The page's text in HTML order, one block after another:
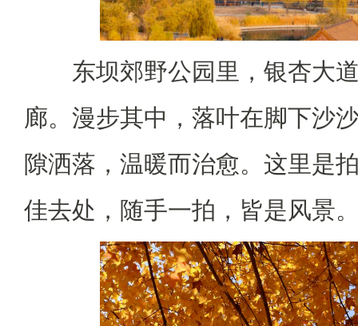
东坝郊野公园里，银杏大
廊。漫步其中，落叶在脚下沙
隙洒落，温暖而治愈。这里是
佳去处，随手一拍，皆是风景